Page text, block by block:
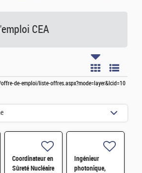
CEA
de-emploi/liste-offres.aspx?mode=layer&lcid=10
Coordinateur en
Sûreté Nucléaire
Ingénieur
photonique,